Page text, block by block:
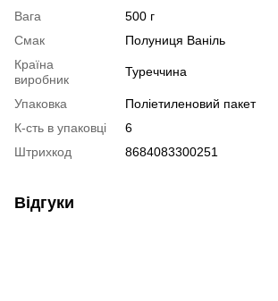
Вага
500 г
Смак
Полуниця Ваніль
Країна
виробник
Туреччина
Упаковка
Поліетиленовий пакет
К-сть в упаковці
6
Штрихкод
8684083300251
Відгуки